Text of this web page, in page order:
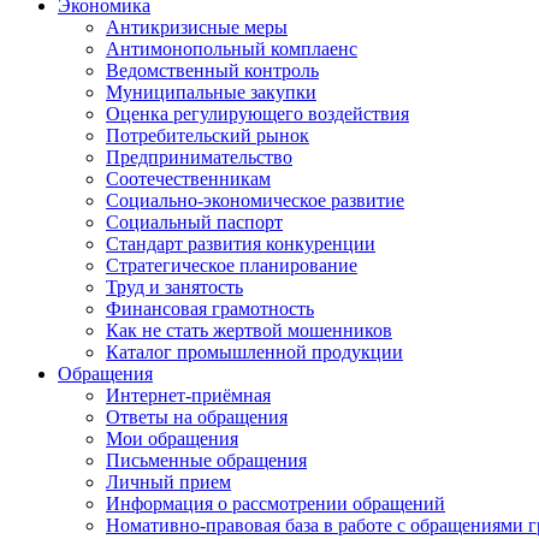
Экономика
Антикризисные меры
Антимонопольный комплаенс
Ведомственный контроль
Муниципальные закупки
Оценка регулирующего воздействия
Потребительский рынок
Предпринимательство
Соотечественникам
Социально-экономическое развитие
Социальный паспорт
Стандарт развития конкуренции
Стратегическое планирование
Труд и занятость
Финансовая грамотность
Как не стать жертвой мошенников
Каталог промышленной продукции
Обращения
Интернет-приёмная
Ответы на обращения
Мои обращения
Письменные обращения
Личный прием
Информация о рассмотрении обращений
Номативно-правовая база в работе с обращениями